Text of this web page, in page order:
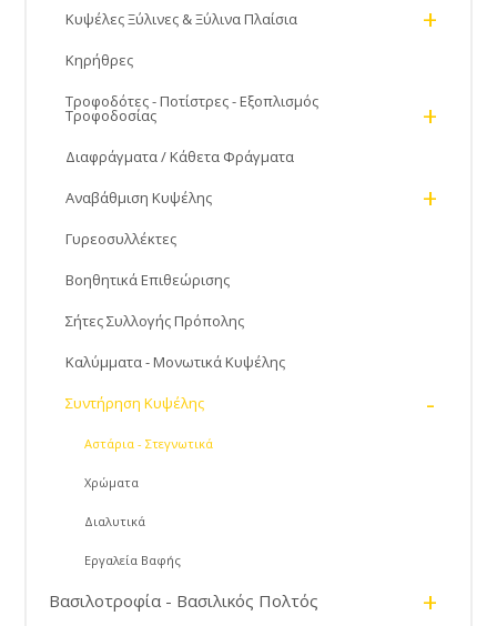
Κυψέλες Ξύλινες & Ξύλινα Πλαίσια +
Κηρήθρες
Τροφοδότες - Ποτίστρες - Εξοπλισμός
Τροφοδοσίας +
Διαφράγματα / Κάθετα Φράγματα
Αναβάθμιση Κυψέλης +
Γυρεοσυλλέκτες
Βοηθητικά Επιθεώρισης
Σήτες Συλλογής Πρόπολης
Καλύμματα - Μονωτικά Κυψέλης
Συντήρηση Κυψέλης -
Αστάρια - Στεγνωτικά
Χρώματα
Διαλυτικά
Εργαλεία Βαφής
Βασιλοτροφία - Βασιλικός Πολτός +